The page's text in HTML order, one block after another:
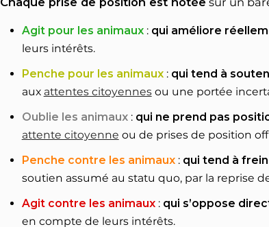
Agit pour les animaux: qui améliore
leurs intérêts.
Penche pour les animaux: qui tend à
aux attentes citoyennesou une portée
Oublie les animaux: qui ne prend pas
attente citoyenne ou de prises de position
Penche contre les animaux: qui tend à
soutien assumé au statu quo, par la reprise
Agit contre les animaux: qui s’oppose
en compte de leurs intérêts.